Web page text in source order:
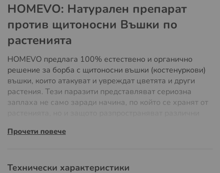
HOMEVO: Натурален препарат
против щитоносни Въшки по
растенията
HOMEVO предлага 100% естествено и органично
решение за борба с щитоносни въшки (костенуркови)
въшки, които атакуват и увреждат цветята и други
растения. Тези паразити представляват сериозна
заплаха не само заради начина, по който се хранят от
на растенията и увреждане на цели цветни лехи.
Прочети повече
Технически характеристики